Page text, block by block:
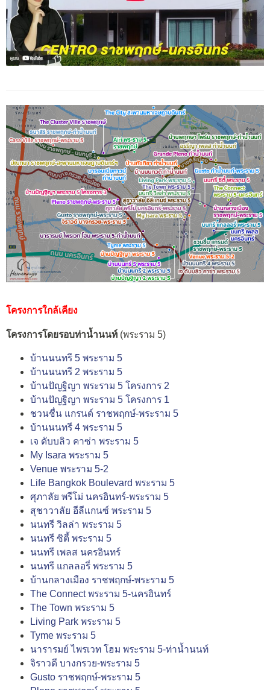
โครงการใกล้เคียง
โครงการโดยรอบท่าน้ำนนท์ (พระราม 5)
บ้านนนทรี 5 พระราม 5
บ้านนนทรี 2 พระราม 5
บ้านปัญฐิญา พระราม 5 โครงการ 2
บ้านปัญฐิญา พระราม 5 โครงการ 1
ชวนชื่น แกรนด์ ราชพฤกษ์-พระราม 5
บ้านนนทรี 4 พระราม 5
เจ ดับบลิว คาซ่า พระราม 5
My Isara พระราม 5
Venue พระราม 5-2
Life Bangkok Boulevard พระราม 5
ศุภาลัย พรีโม่ นครอินทร์-พระราม 5
สุชาวาลัย อีลีแกนซ์ พระราม 5
นนทรี วิลล่า พระราม 5
นนทรี ซิตี้ พระราม 5
นนทรี เพลส นครอินทร์
นนทรี แกลลอรี่ พระราม 5
บ้านกลางเมือง ราชพฤกษ์-พระราม 5
The Connect พระราม 5-นครอินทร์
The Town พระราม 5
Living Park พระราม 5
Tyme พระราม 5
นารารมย์ ไพรเวท โฮม พระราม 5-ท่าน้ำนนท์
จิราวดี บางกรวย-พระราม 5
Gusto ราชพฤกษ์-พระราม 5